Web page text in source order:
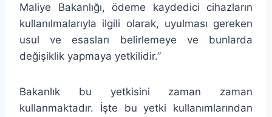
Maliye Bakanlığı, ödeme kaydedici cihazların
kullanılmalarıyla ilgili olarak, uyulması gereken
usul ve esasları belirlemeye ve bunlarda
değişiklik yapmaya yetkilidir.”
Bakanlık bu yetkisini zaman zaman
kullanmaktadır. İşte bu yetki kullanımlarından